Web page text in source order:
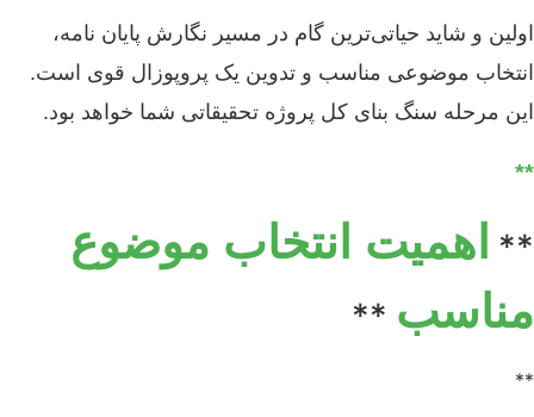
اولین و شاید حیاتی‌ترین گام در مسیر نگارش پایان نامه،
انتخاب موضوعی مناسب و تدوین یک پروپوزال قوی است.
این مرحله سنگ بنای کل پروژه تحقیقاتی شما خواهد بود.
**
**
اهمیت انتخاب موضوع
مناسب **
**